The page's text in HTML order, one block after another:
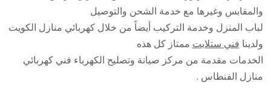
والمقابس وغيرها مع خدمة الشحن والتوصيل
لباب المنزل وخدمة التركيب أيضاً من خلال كهربائي منازل الكويت
ولدينا فني ستلايت ممتاز كل هذه
الخدمات مقدمة من مركز صيانة وتصليح الكهرباء فني كهربائي
منازل الفنطاس .